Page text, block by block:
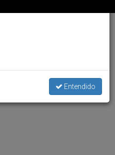
Entendido